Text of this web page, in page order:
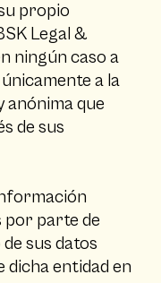
propio
Legal &
ningún caso a
a la
anónima que
de sus
por parte de
sus datos
dicha entidad en